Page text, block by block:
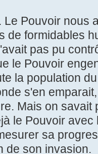
Le Pouvoir nous
de formidables
pas pu
le Pouvoir
la population
s'en
Mais on savait
le Pouvoir avec
sa
de son invasion.